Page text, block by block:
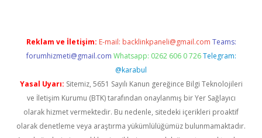
Reklam ve İletişim: E-mail: backlinkpaneli@gmail.com Teams:
forumhizmeti@gmail.com Whatsapp: 0262 606 0 726 Telegram:
@karabul
Yasal Uyarı: Sitemiz, 5651 Sayılı Kanun gereğince Bilgi Teknolojileri
ve İletişim Kurumu (BTK) tarafından onaylanmış bir Yer Sağlayıcı
olarak hizmet vermektedir. Bu nedenle, sitedeki içerikleri proaktif
olarak denetleme veya araştırma yükümlülüğümüz bulunmamaktadır.